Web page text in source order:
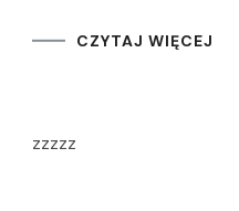
CZYTAJ WIĘCEJ
zzzzz